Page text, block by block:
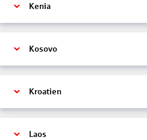
Kenia
Kosovo
Kroatien
Laos